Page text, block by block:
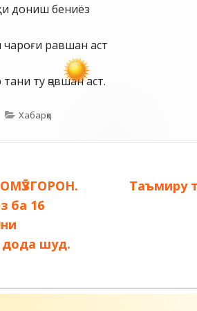
дониш бениёз
равшан аст
ту ҷавшан аст.
Рубрики
Хабарҳо
ба 16
дода шуд.
Таъмиру